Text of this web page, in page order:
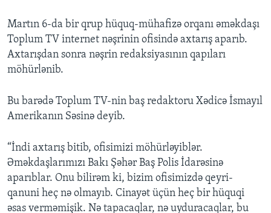
Martın 6-da bir qrup hüquq-mühafizə orqanı əməkdaşı
Toplum TV internet nəşrinin ofisində axtarış aparıb.
Axtarışdan sonra nəşrin redaksiyasının qapıları
möhürlənib.
Bu barədə Toplum TV-nin baş redaktoru Xədicə İsmayıl
Amerikanın Səsinə deyib.
“İndi axtarış bitib, ofisimizi möhürləyiblər.
Əməkdaşlarımızı Bakı Şəhər Baş Polis İdarəsinə
aparıblar. Onu bilirəm ki, bizim ofisimizdə qeyri-
qanuni heç nə olmayıb. Cinayət üçün heç bir hüquqi
əsas verməmişik. Nə tapacaqlar, nə uyduracaqlar, bu